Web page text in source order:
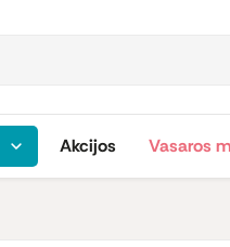
Akcijos Vasaros